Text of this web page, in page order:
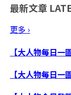
最新文章
更多 ›
【大人物每日
【大人物每日